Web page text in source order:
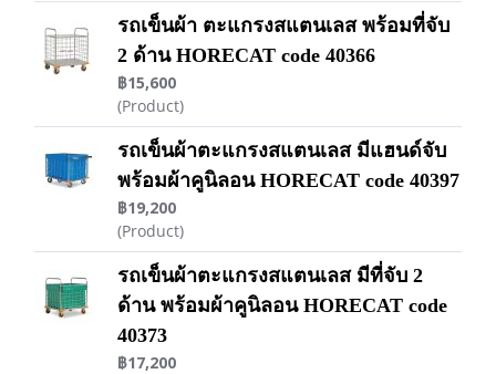
รถเข็นผ้า ตะแกรงสแตนเลส พร้อมที่จับ
2 ด้าน HORECAT code 40366
฿15,600
(Product)
รถเข็นผ้าตะแกรงสแตนเลส มีแฮนด์จับ
พร้อมผ้าคูนิลอน HORECAT code 40397
฿19,200
(Product)
รถเข็นผ้าตะแกรงสแตนเลส มีที่จับ 2
ด้าน พร้อมผ้าคูนิลอน HORECAT code
40373
฿17,200